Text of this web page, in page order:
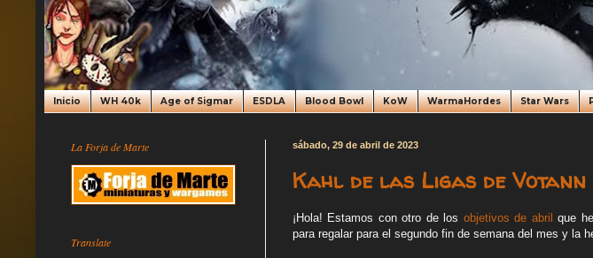
Inicio WH 40k Age of Sigmar ESDLA Blood Bowl KoW WarmaHordes Star Wars
sábado, 29 de abril de 2023
Kahl de las Ligas de Votann
¡Hola! Estamos con otro de los objetivos de abril que
para regalar para el segundo fin de semana del mes y la
La Forja de Marte
Translate